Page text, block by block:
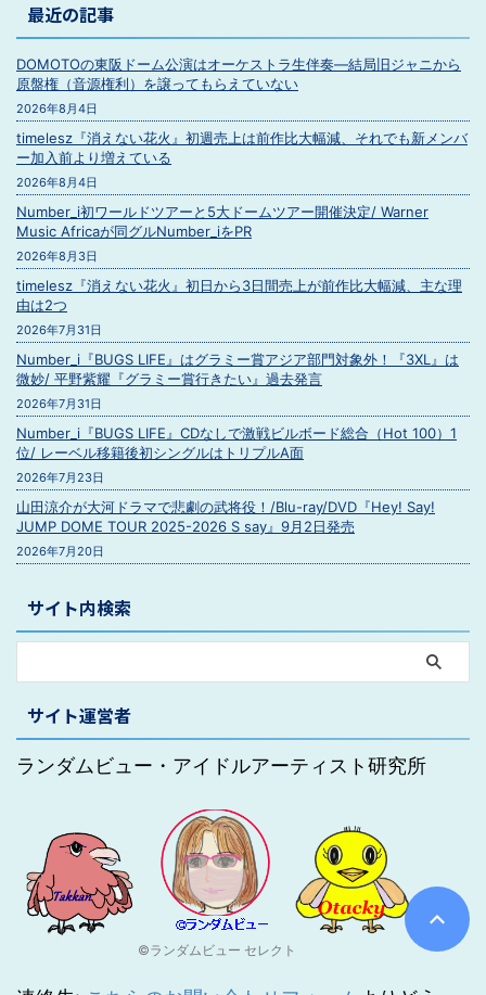
最近の記事
DOMOTOの東阪ドーム公演はオーケストラ生伴奏―結局旧ジャニから
原盤権（音源権利）を譲ってもらえていない
2026年8月4日
timelesz『消えない花火』初週売上は前作比大幅減、それでも新メンバ
ー加入前より増えている
2026年8月4日
Number_i初ワールドツアーと5大ドームツアー開催決定/ Warner
Music Africaが同グルNumber_iをPR
2026年8月3日
timelesz『消えない花火』初日から3日間売上が前作比大幅減、主な理
由は2つ
2026年7月31日
Number_i『BUGS LIFE』はグラミー賞アジア部門対象外！『3XL』は
微妙/ 平野紫耀『グラミー賞行きたい』過去発言
2026年7月31日
Number_i『BUGS LIFE』CDなしで激戦ビルボード総合（Hot 100）1
位/ レーベル移籍後初シングルはトリプルA面
2026年7月23日
山田涼介が大河ドラマで悲劇の武将役！/Blu-ray/DVD『Hey! Say!
JUMP DOME TOUR 2025-2026 S say』9月2日発売
2026年7月20日
サイト内検索
サイト運営者
ランダムビュー・アイドルアーティスト研究所
©ランダムビュー セレクト